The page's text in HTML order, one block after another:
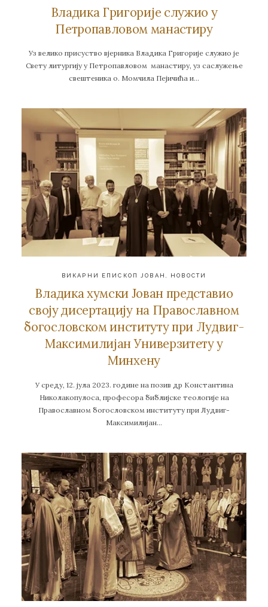
Владика Григорије служио у
Петропавловом манастиру
Уз велико присуство вјерника Владика Григорије служио је
Свету литургију у Петропавловом манастиру, уз саслужење
свештеника о. Момчила Пејичића и…
ВИКАРНИ ЕПИСКОП ЈОВАН НОВОСТИ
Владика хумски Јован представио
своју дисертацију на Православном
богословском институту при Лудвиг-
Максимилијан Универзитету у
Минхену
У среду, 12. јула 2023. године на позив др Константина
Николакопулоса, професора библијске теологијe на
Православном богословском институту при Лудвиг-
Максимилијан…